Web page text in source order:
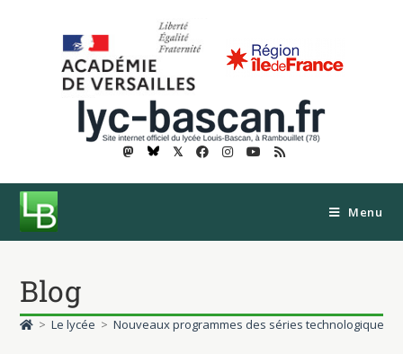
𝕏
Menu
Blog
> Le lycée > Nouveaux programmes des séries technologiques